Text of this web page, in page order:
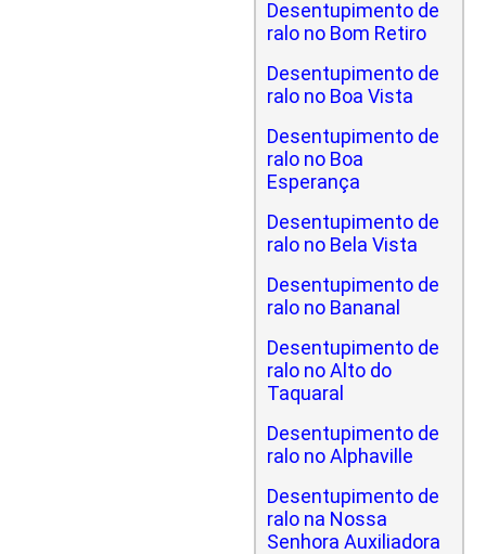
Desentupimento de
ralo no Bom Retiro
Desentupimento de
ralo no Boa Vista
Desentupimento de
ralo no Boa
Esperança
Desentupimento de
ralo no Bela Vista
Desentupimento de
ralo no Bananal
Desentupimento de
ralo no Alto do
Taquaral
Desentupimento de
ralo no Alphaville
Desentupimento de
ralo na Nossa
Senhora Auxiliadora